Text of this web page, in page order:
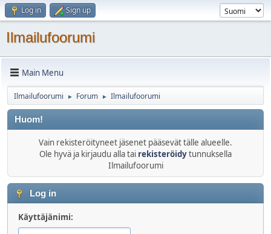
Log in Sign up
Ilmailufoorumi
Main Menu
Ilmailufoorumi ► Forum ► Ilmailufoorumi
Huom!
Vain rekisteröityneet jäsenet pääsevät tälle alueelle.
Ole hyvä ja kirjaudu alla tai rekisteröidytunnuksella
Ilmailufoorumi
Log in
Käyttäjänimi: